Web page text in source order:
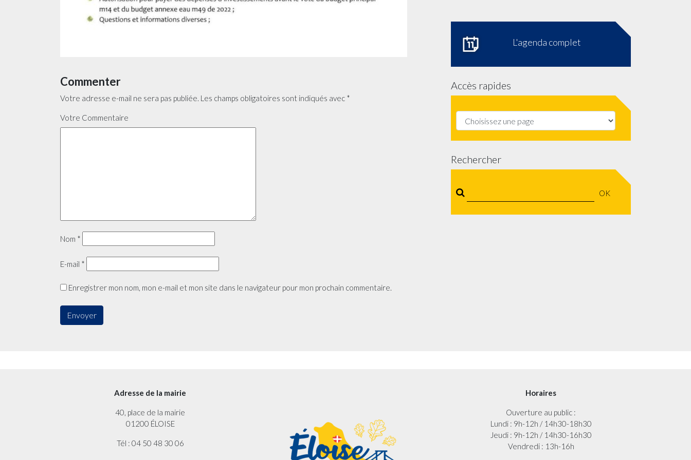
Commenter
Votre adresse e-mail ne sera pas publiée. Les champs obligatoires sont indiqués avec *
Votre Commentaire
Nom *
E-mail *
Enregistrer mon nom, mon e-mail et mon site dans le navigateur pour mon prochain commentaire.
L'agenda complet
Accès rapides
Rechercher
OK
Adresse de la mairie
40, place de la mairie
01200 ÉLOISE
Tél : 04 50 48 30 06
Horaires
Ouverture au public :
Lundi : 9h-12h / 14h30-18h30
Jeudi : 9h-12h / 14h30-16h30
Vendredi : 13h-16h